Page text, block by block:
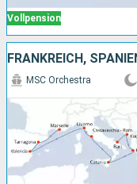
Vollpension
MSC Orchestra